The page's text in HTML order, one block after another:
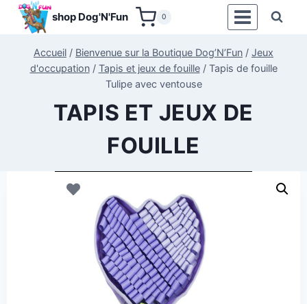
Aller
contenu
shop Dog'N'Fun 0
Accueil / Bienvenue sur la Boutique Dog’N’Fun / Jeux
d'occupation / Tapis et jeux de fouille / Tapis de fouille
Tulipe avec ventouse
TAPIS ET JEUX DE
FOUILLE